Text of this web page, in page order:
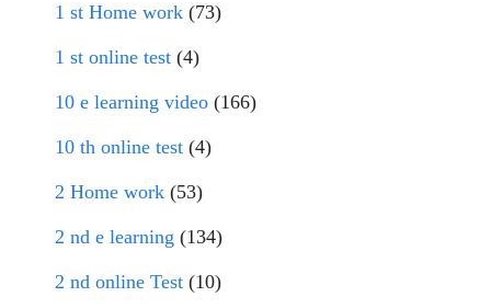
1 st Home work (73)
1 st online test (4)
10 e learning video (166)
10 th online test (4)
2 Home work (53)
2 nd e learning (134)
2 nd online Test (10)